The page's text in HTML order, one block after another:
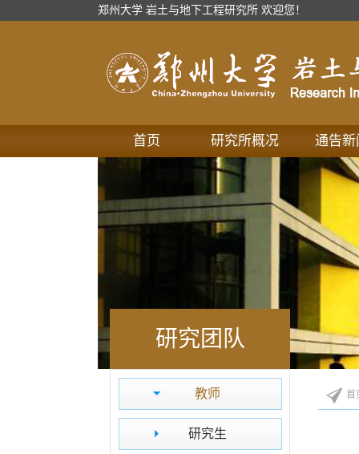
郑州大学 岩土与地下工程研究所 欢迎您！
首页 研究所概况 通告新
研究团队
教师
研究生
首